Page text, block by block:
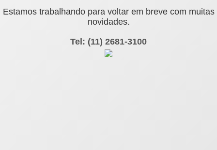
Estamos trabalhando para voltar em breve com muitas
novidades.
Tel: (11) 2681-3100